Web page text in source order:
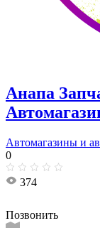
Анапа
Автомагазины и
0
374
Позвонить